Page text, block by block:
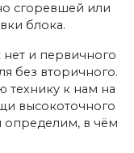
сгоревшей или
блока.
нет и первичного
без вторичного.
к нам на
высокоточного
определим, в чём